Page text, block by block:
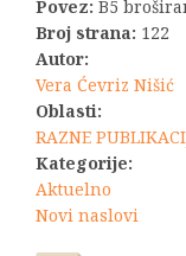
Povez: B5
Broj strana: 122
Autor:
Vera Ćevriz Nišić
Oblasti:
RAZNE
Kategorije:
Aktuelno
Novi naslovi